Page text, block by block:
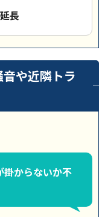
長
や近隣トラ
掛からないか不